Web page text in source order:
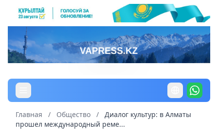
Главная / Общество /
Диалог культур: в Алматы
прошел международный реме...